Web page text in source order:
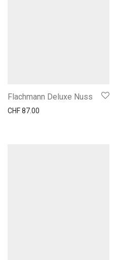
Flachmann Deluxe Nuss
CHF87.00